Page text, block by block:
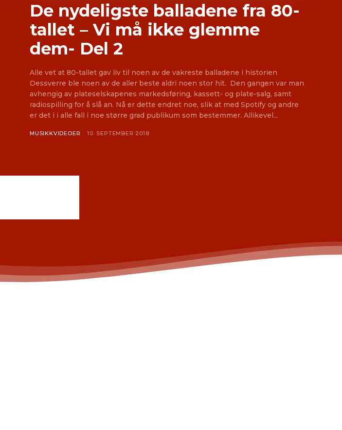
De nydeligste balladene fra 80-
tallet – Vi må ikke glemme
dem- Del 2
Alle vet at 80-tallet gav liv til noen av de vakreste balladene i historien
Dessverre ble noen av de aller beste aldri noen stor hit. Den gangen var man
avhengig av plateselskapenes markedsføring, kassett- og plate-salg, samt
radiospilling for å slå an. Nå er dette endret noe, slik at med Spotify og andre
er det i i alle fall i noe større grad publikum som bestemmer. Allikevel...
MUSIKKVIDEOER 10. SEPTEMBER 2018